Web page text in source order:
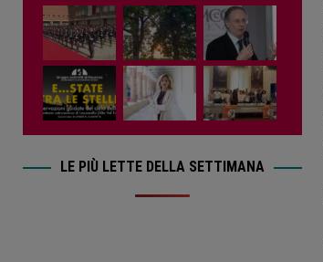
LE PIÙ LETTE DELLA SETTIMANA